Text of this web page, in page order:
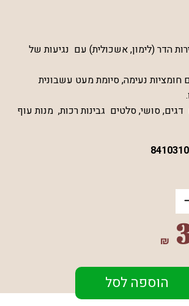
הדר (לימון, אשכולית) עם נגיעות של
חומציות נעימה, סיומת מעט עשבונית
דגים, סושי, סלטים גבינות רכות, מנות עוף
₪
הוספה לסל